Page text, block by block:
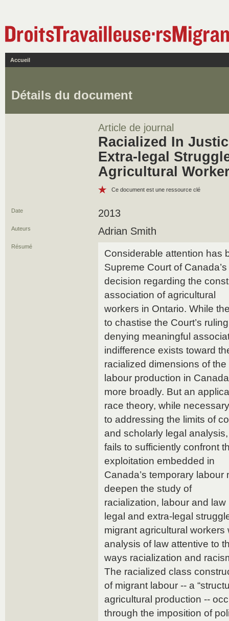
Accueil
Détails du document
Article de journal
Racialized In
Extra-legal
Agricultural
Ce document est une ressource clé
Date 2013
Auteurs Adrian Smith
Résumé
Considerable attention has
Supreme Court of
decision regarding the
association of agricultural
workers in Ontario. While
to chastise the Court’s ruling
denying meaningful
indifference exists toward
racialized dimensions of
labour production in Canada
more broadly. But an
race theory, while necessary
to addressing the limits of
and scholarly legal analysis,
fails to sufficiently confront
exploitation embedded in
Canada’s temporary
deepen the study of
racialization, labour and
legal and extra-legal
migrant agricultural
analysis of law attentive to
ways racialization and
The racialized class
of migrant labour -- a
agricultural production --
through the imposition of